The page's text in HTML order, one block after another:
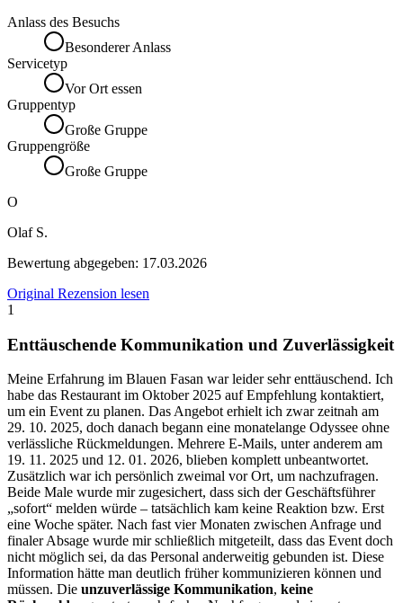
Anlass des Besuchs
Besonderer Anlass
Servicetyp
Vor Ort essen
Gruppentyp
Große Gruppe
Gruppengröße
Große Gruppe
O
Olaf S.
Bewertung abgegeben: 17.03.2026
Original Rezension lesen
1
Enttäuschende Kommunikation und Zuverlässigkeit
Meine Erfahrung im Blauen Fasan war leider sehr enttäuschend. Ich
habe das Restaurant im Oktober 2025 auf Empfehlung kontaktiert,
um ein Event zu planen. Das Angebot erhielt ich zwar zeitnah am
29. 10. 2025, doch danach begann eine monatelange Odyssee ohne
verlässliche Rückmeldungen. Mehrere E-Mails, unter anderem am
19. 11. 2025 und 12. 01. 2026, blieben komplett unbeantwortet.
Zusätzlich war ich persönlich zweimal vor Ort, um nachzufragen.
Beide Male wurde mir zugesichert, dass sich der Geschäftsführer
„sofort“ melden würde – tatsächlich kam keine Reaktion bzw. Erst
eine Woche später. Nach fast vier Monaten zwischen Anfrage und
finaler Absage wurde mir schließlich mitgeteilt, dass das Event doch
nicht möglich sei, da das Personal anderweitig gebunden ist. Diese
Information hätte man deutlich früher kommunizieren können und
müssen. Die unzuverlässige Kommunikation, keine